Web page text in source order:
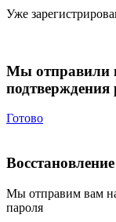
Уже
Мы отправили
подтверждения
Готово
Мы отправим вам
пароля